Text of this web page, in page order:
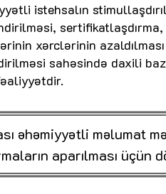
istehsalın
xərclərinin
sahəsində daxili
əhəmiyyətli məlumat
aparılması